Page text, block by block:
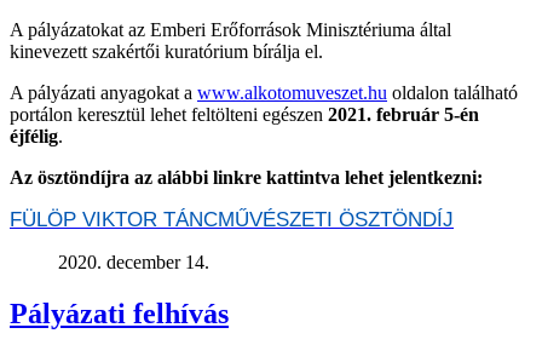
A pályázatokat az Emberi Erőforrások Minisztériuma által
kinevezett szakértői kuratórium bírálja el.
A pályázati anyagokat a www.alkotomuveszet.hu oldalon található
portálon keresztül lehet feltölteni egészen 2021. február 5-én
éjfélig.
Az ösztöndíjra az alábbi linkre kattintva lehet jelentkezni:
FÜLÖP VIKTOR TÁNCMŰVÉSZETI ÖSZTÖNDÍJ
2020. december 14.
Pályázati felhívás